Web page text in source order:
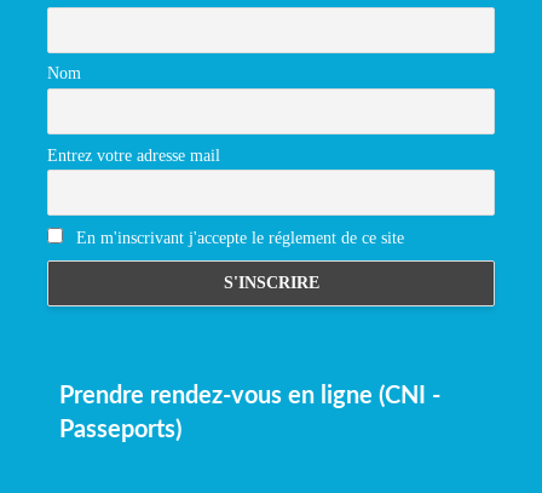
Nom
Entrez votre adresse mail
En m'inscrivant j'accepte le réglement de ce site
Prendre rendez-vous en ligne (CNI -
Passeports)